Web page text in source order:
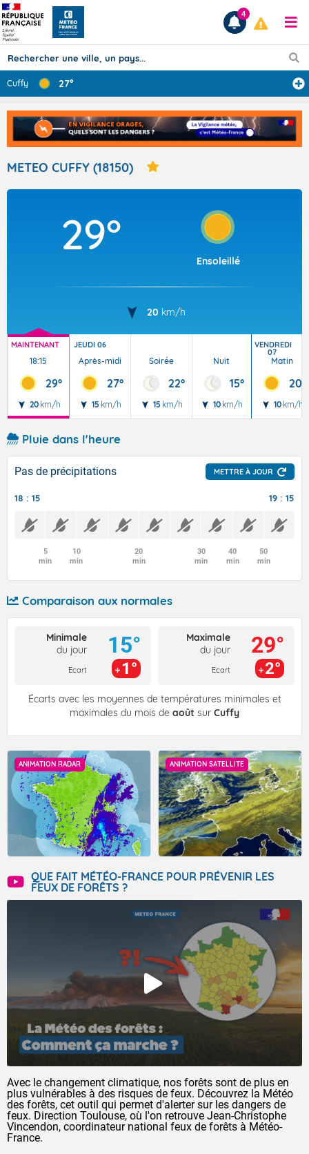
Prévisions
TOUS LES RÉSULTATS
Articles
4
Cuffy 27°
METEO CUFFY (18150)
29°
Ensoleillé
20 km/h
MAINTENANT
18:15
29°
20 km/h
JEUDI 06
Après-midi
27°
15 km/h
Soirée
22°
15 km/h
Nuit
15°
10 km/h
VENDREDI
07
Matin
20°
10 km/h
Pluie dans l'heure
Pas de précipitations METTRE À JOUR
18 : 15 19 : 15
5
min
10
min
20
min
30
min
40
min
50
min
Comparaison aux normales
Minimale
du jour
Ecart
15°
1°
Maximale
du jour
Ecart
29°
2°
Écarts avec les moyennes de températures minimales et
maximales du mois de août sur Cuffy
ANIMATION RADAR ANIMATION SATELLITE
QUE FAIT MÉTÉO-FRANCE POUR PRÉVENIR LES
FEUX DE FORÊTS ?
Avec le changement climatique, nos forêts sont de plus en
plus vulnérables à des risques de feux. Découvrez la Météo
des forêts, cet outil qui permet d'alerter sur les dangers de
feux. Direction Toulouse, où l'on retrouve Jean-Christophe
Vincendon, coordinateur national feux de forêts à Météo-
France.